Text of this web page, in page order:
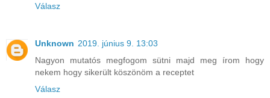
Válasz
Unknown 2019. június 9. 13:03
Nagyon mutatós megfogom sütni majd meg írom hogy
nekem hogy sikerült köszönöm a receptet
Válasz